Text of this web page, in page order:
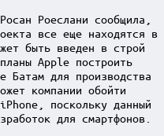
Роеслани сообщила,
все еще находятся в
быть введен в строй
Apple построить
Батам для производства
компании обойти
поскольку данный
для смартфонов.